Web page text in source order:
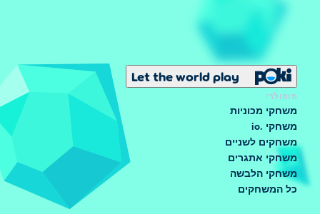
Let the world play
פופולרי
משחקי מכוניות
משחקי .io
משחקים לשניים
משחקי אתגרים
משחקי הלבשה
כל המשחקים